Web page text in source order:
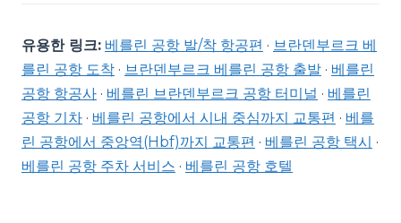
유용한 링크: 베를린 공항 발/착 항공편 · 브란덴부르크 베
를린 공항 도착 · 브란덴부르크 베를린 공항 출발 · 베를린
공항 항공사 · 베를린 브란덴부르크 공항 터미널 · 베를린
공항 기차 · 베를린 공항에서 시내 중심까지 교통편 · 베를
린 공항에서 중앙역(Hbf)까지 교통편 · 베를린 공항 택시 ·
베를린 공항 주차 서비스 · 베를린 공항 호텔